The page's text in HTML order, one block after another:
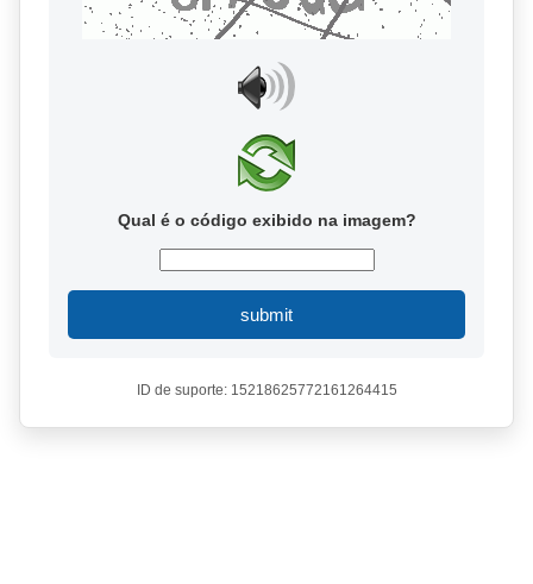
Qual é o código exibido na imagem?
submit
ID de suporte: 15218625772161264415